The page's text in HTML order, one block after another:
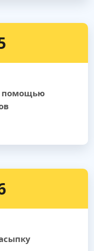
помощью